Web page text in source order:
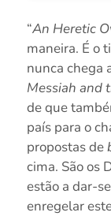
“An Heretic
maneira. É o
nunca chega
Messiah and
de que
país para o
propostas de
cima. São os
estão a dar-
enregelar